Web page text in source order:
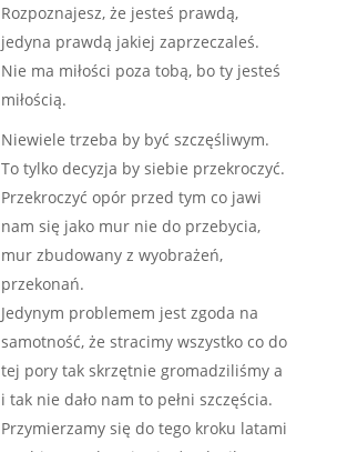
Rozpoznajesz, że jesteś prawdą,
jedyna prawdą jakiej zaprzeczaleś.
Nie ma miłości poza tobą, bo ty jesteś
miłością.
Niewiele trzeba by być szczęśliwym.
To tylko decyzja by siebie przekroczyć.
Przekroczyć opór przed tym co jawi
nam się jako mur nie do przebycia,
mur zbudowany z wyobrażeń,
przekonań.
Jedynym problemem jest zgoda na
samotność, że stracimy wszystko co do
tej pory tak skrzętnie gromadziliśmy a
i tak nie dało nam to pełni szczęścia.
Przymierzamy się do tego kroku latami